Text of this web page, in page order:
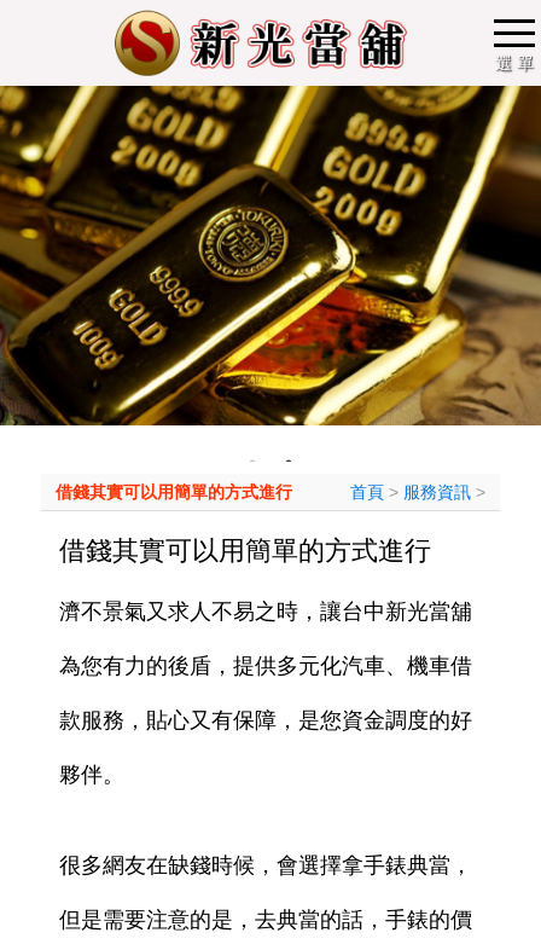
選 單
借錢其實可以用簡單的方式進行 首頁 > 服務資訊 >
借錢其實可以用簡單的方式進行
濟不景氣又求人不易之時，讓台中新光當舖
為您有力的後盾，提供多元化汽車、機車借
款服務，貼心又有保障，是您資金調度的好
夥伴。
很多網友在缺錢時候，會選擇拿手錶典當，
但是需要注意的是，去典當的話，手錶的價